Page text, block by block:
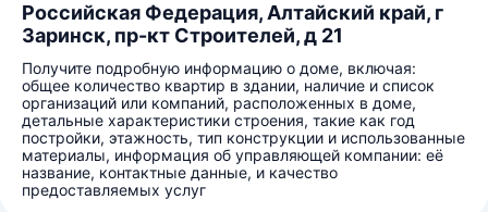
Российская Федерация, Алтайский край, г
Заринск, пр-кт Строителей, д 21
Получите подробную информацию о доме, включая:
общее количество квартир в здании, наличие и список
организаций или компаний, расположенных в доме,
детальные характеристики строения, такие как год
постройки, этажность, тип конструкции и использованные
материалы, информация об управляющей компании: её
название, контактные данные, и качество
предоставляемых услуг